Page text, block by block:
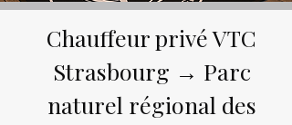
Chauffeur privé VTC
Strasbourg → Parc
naturel régional des